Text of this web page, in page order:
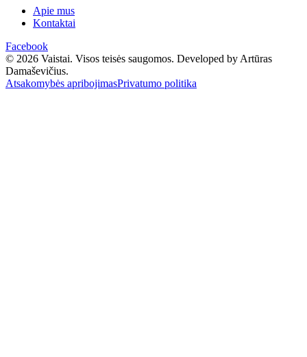
Apie mus
Kontaktai
Facebook
© 2026 Vaistai. Visos teisės saugomos. Developed by Artūras
Damaševičius.
Atsakomybės apribojimasPrivatumo politika